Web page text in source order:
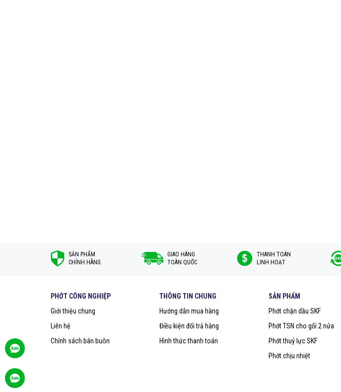
SẢN PHẨM
CHÍNH HÃNG
GIAO HÀNG
TOÀN QUỐC
THANH TOÁN
LINH HOẠT
PHỚT CÔNG NGHIỆP
Giới thiệu chung
Liên hệ
Chính sách bán buôn
THÔNG TIN CHUNG
Hướng dẫn mua hàng
Điều kiện đổi trả hàng
Hình thức thanh toán
SẢN PHẨM
Phớt chặn dầu SKF
Phớt TSN cho gối 2 nửa
Phớt thuỷ lực SKF
Phớt chịu nhiệt